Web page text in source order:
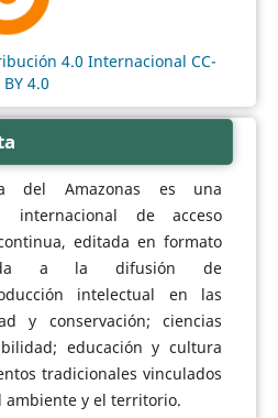
4.0 Internacional CC-
BY 4.0
del Amazonas es una
internacional de acceso
editada en formato
a la difusión de
intelectual en las
y conservación; ciencias
educación y cultura
tradicionales vinculados
ambiente y el territorio.